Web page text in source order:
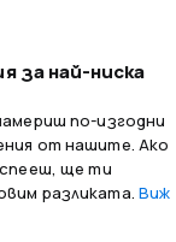
за най-ниска
по-изгодни
от нашите. Ако
ще ти
разликата. Виж